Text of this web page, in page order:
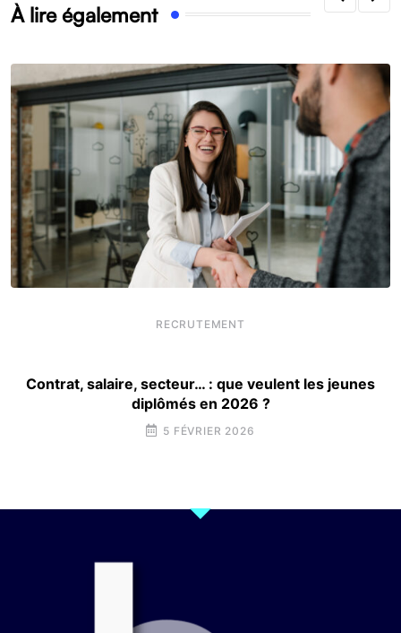
À lire également
RECRUTEMENT
Contrat, salaire, secteur… : que veulent les jeunes
diplômés en 2026 ?
5 FÉVRIER 2026